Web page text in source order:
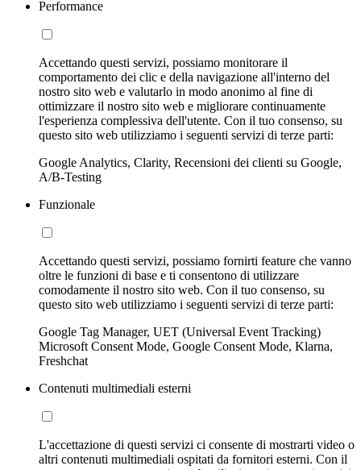
Performance
Accettando questi servizi, possiamo monitorare il
comportamento dei clic e della navigazione all'interno del
nostro sito web e valutarlo in modo anonimo al fine di
ottimizzare il nostro sito web e migliorare continuamente
l'esperienza complessiva dell'utente. Con il tuo consenso, su
questo sito web utilizziamo i seguenti servizi di terze parti:
Google Analytics, Clarity, Recensioni dei clienti su Google,
A/B-Testing
Funzionale
Accettando questi servizi, possiamo fornirti feature che vanno
oltre le funzioni di base e ti consentono di utilizzare
comodamente il nostro sito web. Con il tuo consenso, su
questo sito web utilizziamo i seguenti servizi di terze parti:
Google Tag Manager, UET (Universal Event Tracking)
Microsoft Consent Mode, Google Consent Mode, Klarna,
Freshchat
Contenuti multimediali esterni
L'accettazione di questi servizi ci consente di mostrarti video o
altri contenuti multimediali ospitati da fornitori esterni. Con il